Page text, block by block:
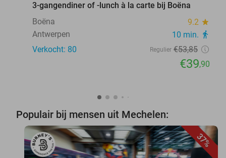
3-gangendiner of -lunch à la carte bij Boëna
Boëna
9.2 star
Antwerpen 10 min. directions_walk
Verkocht: 80 Regulier €53,85
€39,90
Populair bij mensen uit Mechelen:
37%